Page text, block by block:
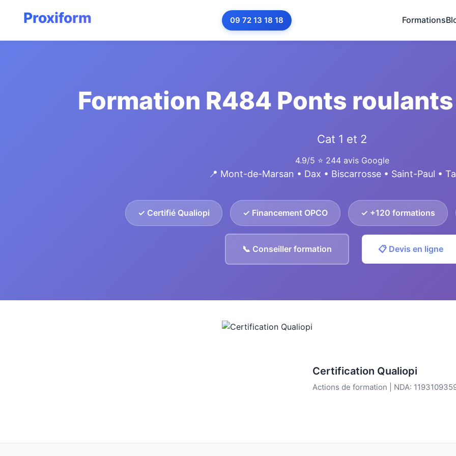
09 72 13 18 18 Formations
Formation R484 Ponts
Cat 1 et 2
4.9/5 ⭐ 244 avis Google
📍 Mont-de-Marsan • Dax • Biscarrosse • Saint-Paul •
✓ Certifié Qualiopi ✓ Financement OPCO ✓ +120 formations
📞 Conseiller formation 📋 Devis en ligne
Certification Qualiopi
Actions de formation | NDA: